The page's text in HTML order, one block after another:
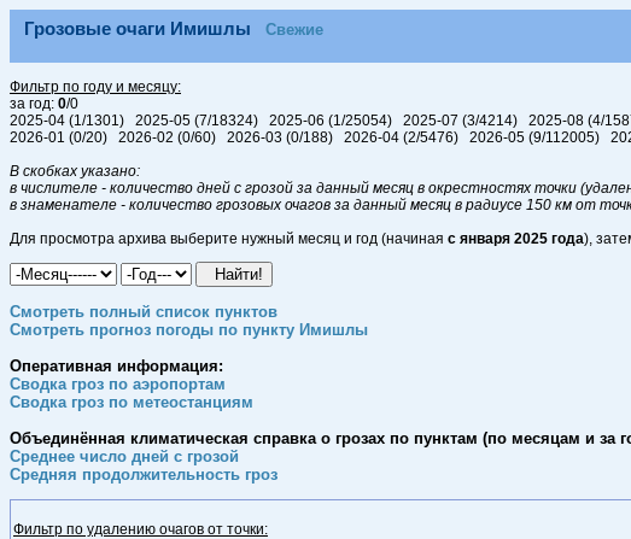
Грозовые очаги Имишлы Свежие
Фильтр по году и месяцу:
за год: 0/0
2025-04 (1/1301) 2025-05 (7/18324) 2025-06 (1/25054) 2025-07 (3/4214) 2025-08 (4/
2026-01 (0/20) 2026-02 (0/60) 2026-03 (0/188) 2026-04 (2/5476) 2026-05 (9/112005)
В скобках указано:
в числителе - количество дней с грозой за данный месяц в окрестностях точки
в знаменателе - количество грозовых очагов за данный месяц в радиусе 150 км от
Для просмотра архива выберите нужный месяц и год (начиная с января 2025 года),
Смотреть полный список пунктов
Смотреть прогноз погоды по пункту Имишлы
Оперативная информация:
Сводка гроз по аэропортам
Сводка гроз по метеостанциям
Объединённая климатическая справка о грозах по пунктам (по месяцам и за
Среднее число дней с грозой
Средняя продолжительность гроз
Фильтр по удалению очагов от точки: